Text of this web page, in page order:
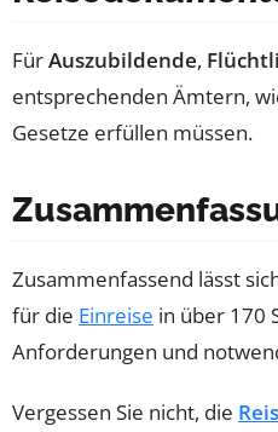
FürAuszubildende,
entsprechenden Ämtern,
Gesetze erfüllen müssen.
Zusammenfassend lässt
für die Einreise in über 170
Anforderungen und
Vergessen Sie nicht, die